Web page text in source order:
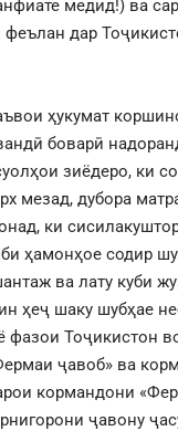
медид!) ва
феълан дар
ҳукумат
боварӣ
зиёдеро, ки
мезад, дубора
ки
ҳамонҳое содир
ва лату куби
ҳеҷ шаку шубҳае
фазои Тоҷикистон
ҷавоб» ва
кормандони
ҷавону